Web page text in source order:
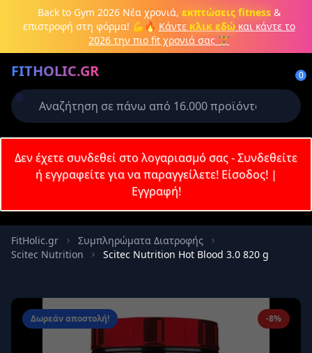
Μετάβαση στο κύριο περιεχόμενο
Back to Gym 2026Νέα χρονιά, εκπτώσεις fitness&
επιστροφή στη φόρμα! 💪🔥 Κάντε κλικ εδώκαι κάντε το
2026 την πιο fit χρονιά σας 🏋️
FITHOLIC.GR 0
Πρωτεΐνες Pre-Workout Aμινοξέα Καύση λίπους
Δεν έχετε συνδεθεί στο λογαριασμό σας - Συνδεθείτε
ή εγγραφείτε για να παραγγείλετε! Είσοδος!|
Εγγραφή!
FitHolic.gr
Συμπληρώματα Διατροφής
Scitec Nutrition
Scitec Nutrition Hot Blood 3.0 820 g
Δωρεάν αποστολή! -8%
Δημιουργήστε λογαριασμό ή
Απαιτείται για την ολοκλήρωση της
παραγγελίας σας
Σύνδεση Εγγραφή
Κωδικός
Απομνημόνευση Ξεχάσατε τον κωδικό σας;